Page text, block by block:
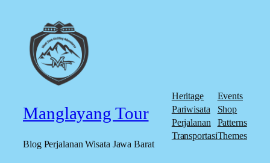
Manglayang Tour
Blog Perjalanan Wisata Jawa Barat
Heritage
Pariwisata
Perjalanan
Transportasi
Events
Shop
Patterns
Themes